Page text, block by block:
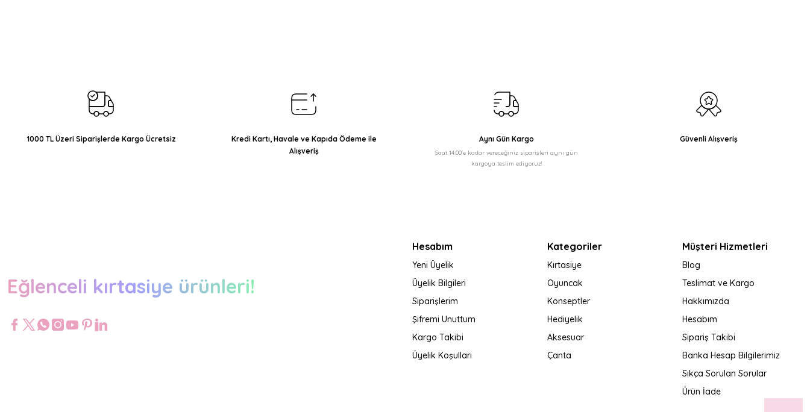
Ürün fiyatı diğer sitelerden daha pahalı.
Bu ürüne benzer farklı alternatifler olmalı.
1000 TL Üzeri Siparişlerde Kargo Ücretsiz
Kredi Kartı, Havale ve Kapıda Ödeme ile
Alışveriş
Aynı Gün Kargo
Saat 14:00'e kadar vereceğiniz siparişleri aynı gün
kargoya teslim ediyoruz!
Güvenli Alışveriş
Eğlenceli kırtasiye ürünleri!
Hesabım
Yeni Üyelik
Üyelik Bilgileri
Siparişlerim
Şifremi Unuttum
Kargo Takibi
Üyelik Koşulları
Kategoriler
Kırtasiye
Oyuncak
Konseptler
Hediyelik
Aksesuar
Çanta
Müşteri Hizmetleri
Blog
Teslimat ve Kargo
Hakkımızda
Hesabım
Sipariş Takibi
Banka Hesap Bilgilerimiz
Sıkça Sorulan Sorular
Ürün İade